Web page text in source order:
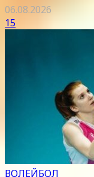
06.08.2026
15
ВОЛЕЙБОЛ